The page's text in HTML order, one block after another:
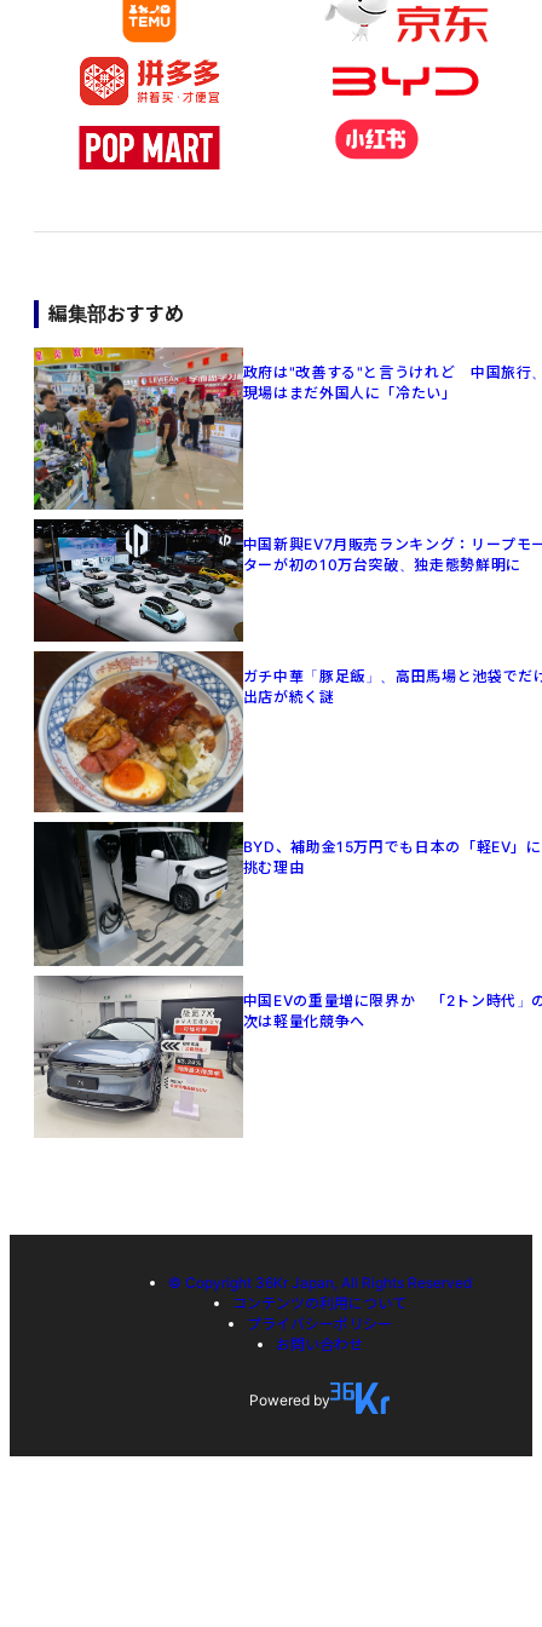
編集部おすすめ
政府は"改善する"と言うけれど 中国旅行
現場はまだ外国人に「冷たい」
中国新興EV7月販売ランキング：リープモ
ターが初の10万台突破、独走態勢鮮明に
ガチ中華「豚足飯」、高田馬場と池袋でだ
出店が続く謎
BYD、補助金15万円でも日本の「軽EV」に
挑む理由
中国EVの重量増に限界か 「2トン時代」
次は軽量化競争へ
© Copyright 36Kr Japan, All Rights Reserved
コンテンツの利用について
プライバシーポリシー
お問い合わせ
Powered by